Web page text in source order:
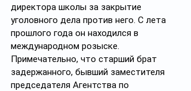
директора школы за закрытие
уголовного дела против него. С лета
прошлого года он находился в
международном розыске.
Примечательно, что старший брат
задержанного, бывший заместителя
председателя Агентства по